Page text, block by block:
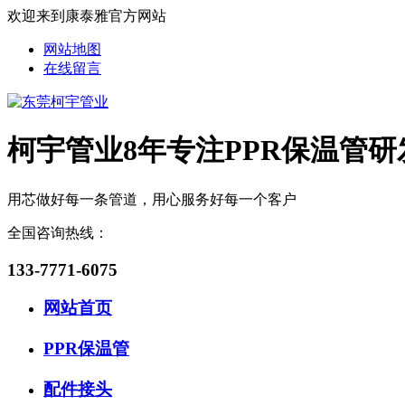
欢迎来到康泰雅官方网站
网站地图
在线留言
柯宇管业8年专注PPR保温管
用芯做好每一条管道，用心服务好每一个客户
全国咨询热线：
133-7771-6075
网站首页
PPR保温管
配件接头